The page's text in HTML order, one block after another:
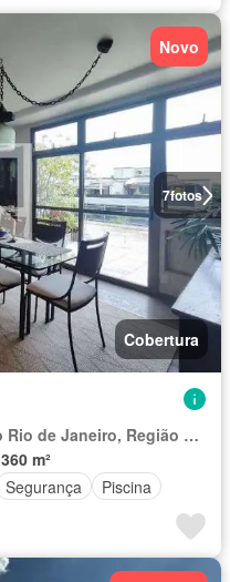
7fotos
Novo
Cobertura
Região Geográfica Imediata do Rio de Janeiro, Região Metropolitana do Rio de Janeiro
360 m²
Segurança Piscina